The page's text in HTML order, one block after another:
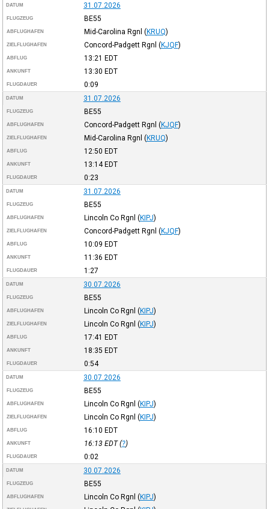
DATUM 31.07.2026
FLUGZEUG BE55
ABFLUGHAFEN Mid-Carolina Rgnl (KRUQ)
ZIELFLUGHAFEN Concord-Padgett Rgnl (KJQF)
ABFLUG 13:21 EDT
ANKUNFT 13:30 EDT
FLUGDAUER 0:09
DATUM 31.07.2026
FLUGZEUG BE55
ABFLUGHAFEN Concord-Padgett Rgnl (KJQF)
ZIELFLUGHAFEN Mid-Carolina Rgnl (KRUQ)
ABFLUG 12:50 EDT
ANKUNFT 13:14EDT
FLUGDAUER 0:23
DATUM 31.07.2026
FLUGZEUG BE55
ABFLUGHAFEN Lincoln Co Rgnl (KIPJ)
ZIELFLUGHAFEN Concord-Padgett Rgnl (KJQF)
ABFLUG 10:09 EDT
ANKUNFT 11:36 EDT
FLUGDAUER 1:27
DATUM 30.07.2026
FLUGZEUG BE55
ABFLUGHAFEN Lincoln Co Rgnl (KIPJ)
ZIELFLUGHAFEN Lincoln Co Rgnl (KIPJ)
ABFLUG 17:41 EDT
ANKUNFT 18:35 EDT
FLUGDAUER 0:54
DATUM 30.07.2026
FLUGZEUG BE55
ABFLUGHAFEN Lincoln Co Rgnl (KIPJ)
ZIELFLUGHAFEN Lincoln Co Rgnl (KIPJ)
ABFLUG 16:10 EDT
ANKUNFT 16:13 EDT(?)
FLUGDAUER 0:02
DATUM 30.07.2026
FLUGZEUG BE55
ABFLUGHAFEN Lincoln Co Rgnl (KIPJ)